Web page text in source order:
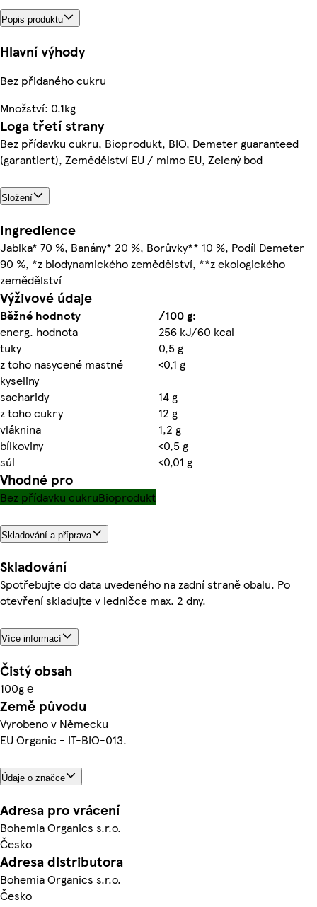
Popis produktu
Hlavní výhody
Bez přidaného cukru
Množství: 0.1kg
Loga třetí strany
Bez přídavku cukru, Bioprodukt, BIO, Demeter guaranteed
(garantiert), Zemědělství EU / mimo EU, Zelený bod
Složení
Ingredience
Jablka* 70 %, Banány* 20 %, Borůvky** 10 %, Podíl Demeter
90 %, *z biodynamického zemědělství, **z ekologického
zemědělství
Výživové údaje
Běžné hodnoty
/100 g:
energ. hodnota
256 kJ/60 kcal
tuky
0,5 g
z toho nasycené mastné
kyseliny
<0,1 g
sacharidy
14 g
z toho cukry
12 g
vláknina
1,2 g
bílkoviny
<0,5 g
sůl
<0,01 g
Vhodné pro
Bez přídavku cukruBioprodukt
Skladování a příprava
Skladování
Spotřebujte do data uvedeného na zadní straně obalu. Po
otevření skladujte v ledničce max. 2 dny.
Více informací
Čistý obsah
100g ℮
Země původu
Vyrobeno v Německu
EU Organic - IT-BIO-013.
Údaje o značce
Adresa pro vrácení
Bohemia Organics s.r.o.
Česko
Adresa distributora
Bohemia Organics s.r.o.
Česko